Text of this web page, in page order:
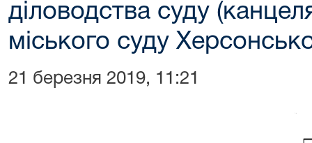
діловодства суду
міського суду
21 березня 2019, 11:21